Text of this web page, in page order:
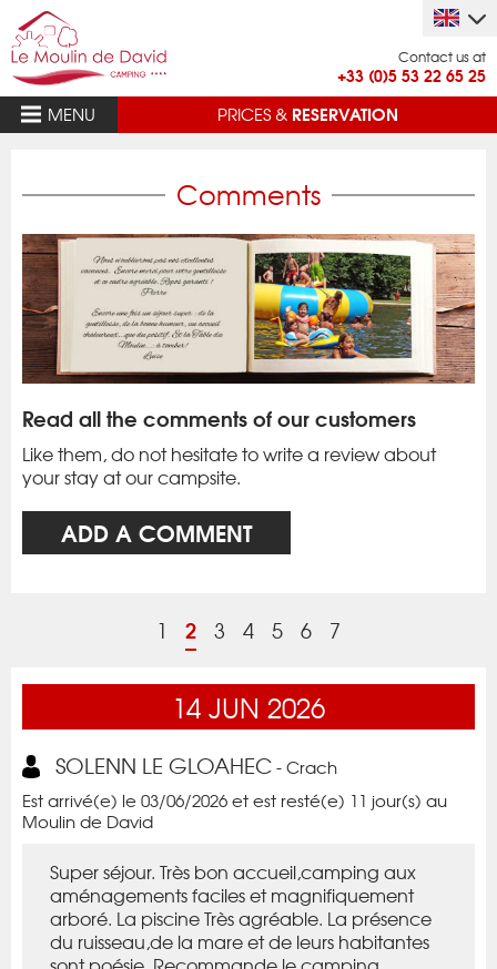
Contact us at
+33 (0)5 53 22 65 25
MENU
PRICES & RESERVATION
Comments
Read all the comments of our customers
Like them, do not hesitate to write a review about
your stay at our campsite.
ADD A COMMENT
1 2 3 4 5 6 7
14JUN 2026
SOLENN LE GLOAHEC- Crach
Est arrivé(e) le 03/06/2026 et est resté(e) 11 jour(s) au
Moulin de David
Super séjour. Très bon accueil,camping aux
aménagements faciles et magnifiquement
arboré. La piscine Très agréable. La présence
du ruisseau,de la mare et de leurs habitantes